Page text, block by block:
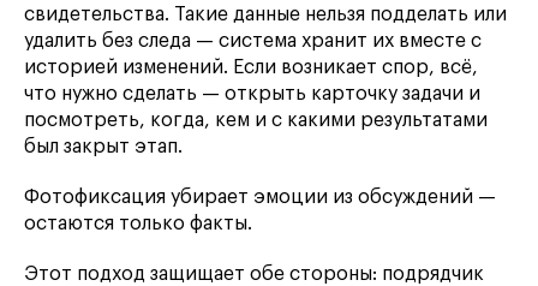
свидетельства. Такие данные нельзя подделать или
удалить без следа — система хранит их вместе с
историей изменений. Если возникает спор, всё,
что нужно сделать — открыть карточку задачи и
посмотреть, когда, кем и с какими результатами
был закрыт этап.
Фотофиксация убирает эмоции из обсуждений —
остаются только факты.
Этот подход защищает обе стороны: подрядчик